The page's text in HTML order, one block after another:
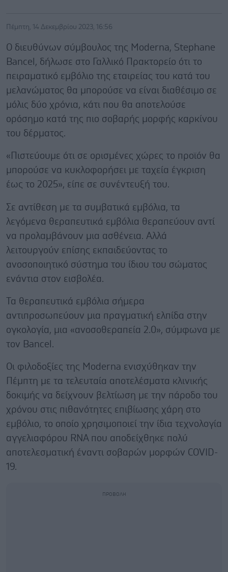
Πέμπτη, 14 Δεκεμβρίου 2023, 16:56
Ο διευθύνων σύμβουλος της Moderna, Stephane
Bancel, δήλωσε στο Γαλλικό Πρακτορείο ότι το
πειραματικό εμβόλιο της εταιρείας του κατά του
μελανώματος θα μπορούσε να είναι διαθέσιμο σε
μόλις δύο χρόνια, κάτι που θα αποτελούσε
ορόσημο κατά της πιο σοβαρής μορφής καρκίνου
του δέρματος.
«Πιστεύουμε ότι σε ορισμένες χώρες το προϊόν θα
μπορούσε να κυκλοφορήσει με ταχεία έγκριση
έως το 2025», είπε σε συνέντευξή του.
Σε αντίθεση με τα συμβατικά εμβόλια, τα
λεγόμενα θεραπευτικά εμβόλια θεραπεύουν αντί
να προλαμβάνουν μια ασθένεια. Αλλά
λειτουργούν επίσης εκπαιδεύοντας το
ανοσοποιητικό σύστημα του ίδιου του σώματος
ενάντια στον εισβολέα.
Τα θεραπευτικά εμβόλια σήμερα
αντιπροσωπεύουν μια πραγματική ελπίδα στην
ογκολογία, μια «ανοσοθεραπεία 2.0», σύμφωνα με
τον Bancel.
Οι φιλοδοξίες της Moderna ενισχύθηκαν την
Πέμπτη με τα τελευταία αποτελέσματα κλινικής
δοκιμής να δείχνουν βελτίωση με την πάροδο του
χρόνου στις πιθανότητες επιβίωσης χάρη στο
εμβόλιο, το οποίο χρησιμοποιεί την ίδια τεχνολογία
αγγελιαφόρου RNA που αποδείχθηκε πολύ
αποτελεσματική έναντι σοβαρών μορφών COVID-
19.